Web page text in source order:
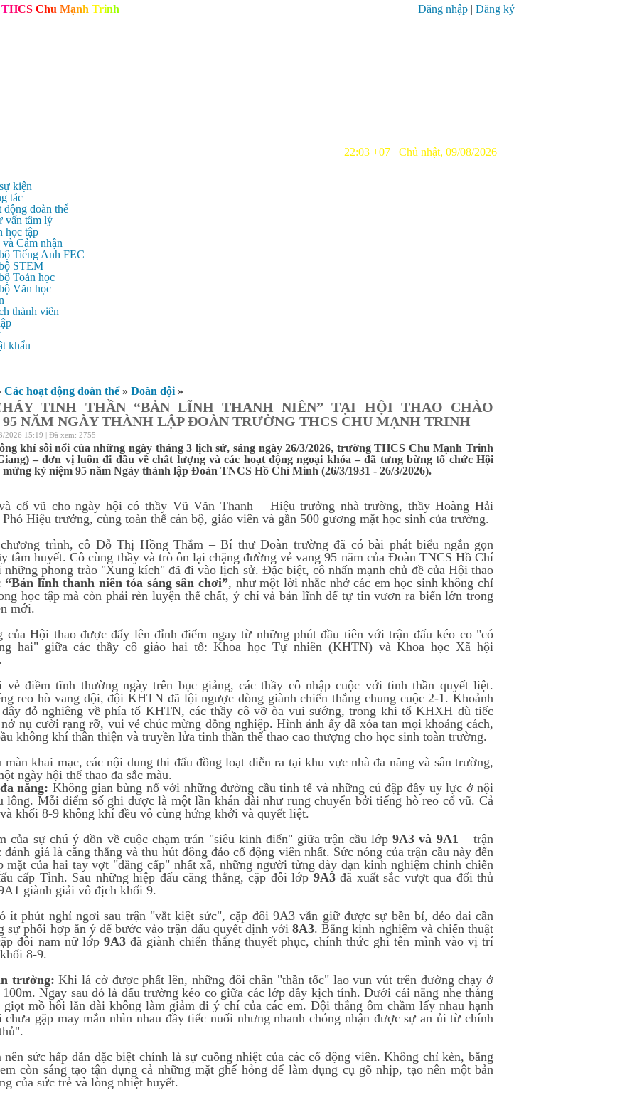
THCS Chu Mạnh Trinh Đăng nhập | Đăng ký
kiện
tác
động đoàn thể
vấn tâm lý
học tập
và Cảm nhận
Tiếng Anh FEC
STEM
Toán học
Văn học
thành viên
khẩu
22:03 +07 Chủ nhật, 09/08/2026
Các hoạt động đoàn thể » Đoàn đội »
TINH THẦN “BẢN LĨNH THANH NIÊN” TẠI HỘI THAO CHÀO
NĂM NGÀY THÀNH LẬP ĐOÀN TRƯỜNG THCS CHU MẠNH TRINH
2026 15:19 | Đã xem: 2755
khí sôi nổi của những ngày tháng 3 lịch sử, sáng ngày 26/3/2026, trường THCS Chu Mạnh Trinh
– đơn vị luôn đi đầu về chất lượng và các hoạt động ngoại khóa – đã tưng bừng tổ chức Hội
mừng kỷ niệm 95 năm Ngày thành lập Đoàn TNCS Hồ Chí Minh (26/3/1931 - 26/3/2026).
cổ vũ cho ngày hội có thầy Vũ Văn Thanh – Hiệu trưởng nhà trường, thầy Hoàng Hải
Hiệu trưởng, cùng toàn thể cán bộ, giáo viên và gần 500 gương mặt học sinh của trường.
trình, cô Đỗ Thị Hồng Thắm – Bí thư Đoàn trường đã có bài phát biểu ngắn gọn
tâm huyết. Cô cùng thầy và trò ôn lại chặng đường vẻ vang 95 năm của Đoàn TNCS Hồ Chí
phong trào "Xung kích" đã đi vào lịch sử. Đặc biệt, cô nhấn mạnh chủ đề của Hội thao
“Bản lĩnh thanh niên tỏa sáng sân chơi”, như một lời nhắc nhở các em học sinh không chỉ
học tập mà còn phải rèn luyện thể chất, ý chí và bản lĩnh để tự tin vươn ra biển lớn trong
mới.
của Hội thao được đẩy lên đỉnh điểm ngay từ những phút đầu tiên với trận đấu kéo co "có
hai" giữa các thầy cô giáo hai tổ: Khoa học Tự nhiên (KHTN) và Khoa học Xã hội
vẻ điềm tĩnh thường ngày trên bục giảng, các thầy cô nhập cuộc với tinh thần quyết liệt.
reo hò vang dội, đội KHTN đã lội ngược dòng giành chiến thắng chung cuộc 2-1. Khoảnh
đỏ nghiêng về phía tổ KHTN, các thầy cô vỡ òa vui sướng, trong khi tổ KHXH dù tiếc
nụ cười rạng rỡ, vui vẻ chúc mừng đồng nghiệp. Hình ảnh ấy đã xóa tan mọi khoảng cách,
không khí thân thiện và truyền lửa tinh thần thể thao cao thượng cho học sinh toàn trường.
màn khai mạc, các nội dung thi đấu đồng loạt diễn ra tại khu vực nhà đa năng và sân trường,
ngày hội thể thao đa sắc màu.
năng: Không gian bùng nổ với những đường cầu tinh tế và những cú đập đầy uy lực ở nội
lông. Mỗi điểm số ghi được là một lần khán đài như rung chuyển bởi tiếng hò reo cổ vũ. Cả
khối 8-9 không khí đều vô cùng hứng khởi và quyết liệt.
của sự chú ý dồn về cuộc chạm trán "siêu kinh điển" giữa trận cầu lớp9A3 và 9A1 – trận
đánh giá là căng thẳng và thu hút đông đảo cổ động viên nhất. Sức nóng của trận cầu này đến
mặt của hai tay vợt "đẳng cấp" nhất xã, những người từng dày dạn kinh nghiệm chinh chiến
cấp Tỉnh. Sau những hiệp đấu căng thẳng, cặp đôi lớp 9A3đã xuất sắc vượt qua đối thủ
giành giải vô địch khối 9.
ít phút nghỉ ngơi sau trận "vắt kiệt sức", cặp đôi 9A3 vẫn giữ được sự bền bỉ, dẻo dai cần
sự phối hợp ăn ý để bước vào trận đấu quyết định với8A3. Bằng kinh nghiệm và chiến thuật
đôi nam nữ lớp 9A3 đã giành chiến thắng thuyết phục, chính thức ghi tên mình vào vị trí
8-9.
trường: Khi lá cờ được phất lên, những đôi chân "thần tốc" lao vun vút trên đường chạy ở
Ngay sau đó là đấu trường kéo co giữa các lớp đầy kịch tính. Dưới cái nắng nhẹ tháng
giọt mồ hôi lăn dài không làm giảm đi ý chí của các em. Đội thắng ôm chầm lấy nhau hạnh
chưa gặp may mắn nhìn nhau đầy tiếc nuối nhưng nhanh chóng nhận được sự an ủi từ chính
sức hấp dẫn đặc biệt chính là sự cuồng nhiệt của các cổ động viên. Không chỉ kèn, băng
còn sáng tạo tận dụng cả những mặt ghế hỏng để làm dụng cụ gõ nhịp, tạo nên một bản
của sức trẻ và lòng nhiệt huyết.